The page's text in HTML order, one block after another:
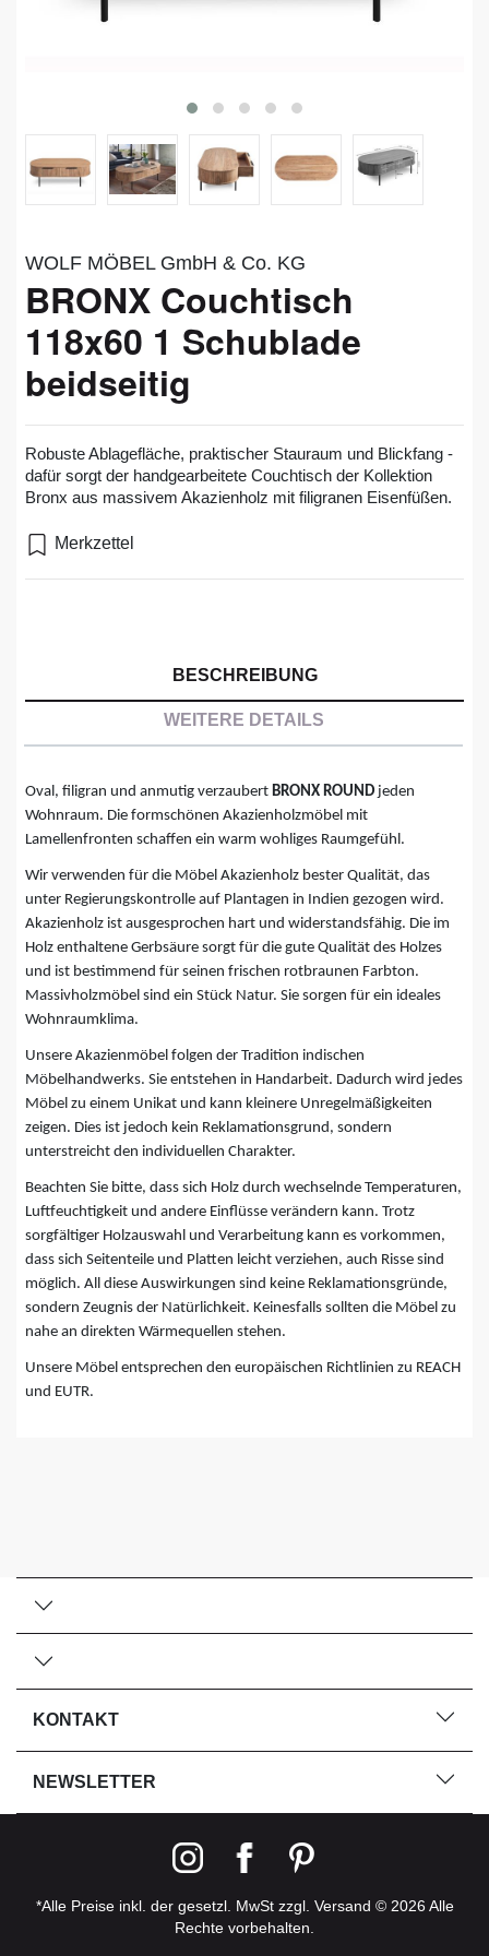
WOLF MÖBEL GmbH & Co. KG
BRONX Couchtisch
118x60 1 Schublade
beidseitig
Robuste Ablagefläche, praktischer Stauraum und Blickfang -
dafür sorgt der handgearbeitete Couchtisch der Kollektion
Bronx aus massivem Akazienholz mit filigranen Eisenfüßen.
Merkzettel
BESCHREIBUNG
WEITERE DETAILS
Oval, filigran und anmutig verzaubert BRONX ROUND jeden
Wohnraum. Die formschönen Akazienholzmöbel mit
Lamellenfronten schaffen ein warm wohliges Raumgefühl.
Wir verwenden für die Möbel Akazienholz bester Qualität, das
unter Regierungskontrolle auf Plantagen in Indien gezogen wird.
Akazienholz ist ausgesprochen hart und widerstandsfähig. Die im
Holz enthaltene Gerbsäure sorgt für die gute Qualität des Holzes
und ist bestimmend für seinen frischen rotbraunen Farbton.
Massivholzmöbel sind ein Stück Natur. Sie sorgen für ein ideales
Wohnraumklima.
Unsere Akazienmöbel folgen der Tradition indischen
Möbelhandwerks. Sie entstehen in Handarbeit. Dadurch wird jedes
Möbel zu einem Unikat und kann kleinere Unregelmäßigkeiten
zeigen. Dies ist jedoch kein Reklamationsgrund, sondern
unterstreicht den individuellen Charakter.
Beachten Sie bitte, dass sich Holz durch wechselnde Temperaturen,
Luftfeuchtigkeit und andere Einflüsse verändern kann. Trotz
sorgfältiger Holzauswahl und Verarbeitung kann es vorkommen,
dass sich Seitenteile und Platten leicht verziehen, auch Risse sind
möglich. All diese Auswirkungen sind keine Reklamationsgründe,
sondern Zeugnis der Natürlichkeit. Keinesfalls sollten die Möbel zu
nahe an direkten Wärmequellen stehen.
Unsere Möbel entsprechen den europäischen Richtlinien zu REACH
und EUTR.
KONTAKT
NEWSLETTER
*Alle Preise inkl. der gesetzl. MwSt zzgl. Versand © 2026 Alle
Rechte vorbehalten.